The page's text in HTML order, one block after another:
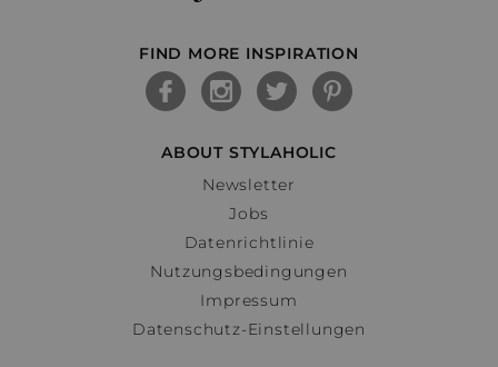
FIND MORE INSPIRATION
ABOUT STYLAHOLIC
Newsletter
Jobs
Datenrichtlinie
Nutzungsbedingungen
Impressum
Datenschutz-Einstellungen